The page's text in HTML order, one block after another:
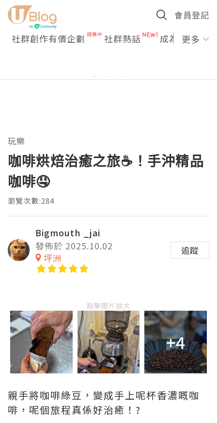
會員登記
社群創作有價企劃 社群熱話 成為U更多
玩樂
咖啡烘焙治癒之旅☕！手沖精品
咖啡🤤
瀏覽次數:284
Bigmouth _jai
發佈於 2025.10.02
坪洲
追蹤
點擊圖片放大
+4
親手將咖啡綠豆，變成手上呢杯香濃嘅咖
啡，呢個旅程真係好治癒！?